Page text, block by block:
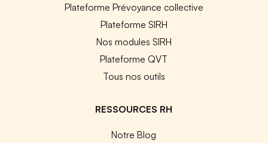
Plateforme Prévoyance collective
Plateforme SIRH
Nos modules SIRH
Plateforme QVT
Tous nos outils
RESSOURCES RH
Notre Blog